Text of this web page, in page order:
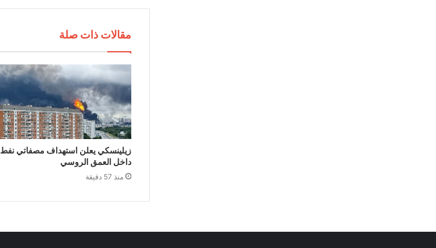
مقالات ذات صلة
زيلينسكي يعلن استهداف مصفاتي نفط
داخل العمق الروسي
منذ 57 دقيقة